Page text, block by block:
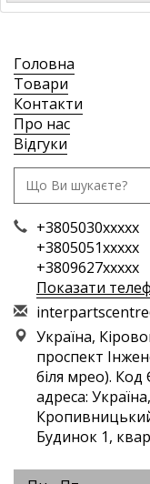
Головна
Товари
Контакти
Про нас
Відгуки
+3805030xxxxx
+3805051xxxxx
+3809627xxxxx
Показати
interpartscentre
Україна,
проспект
біля мрео).
адреса:
Будинок 1,